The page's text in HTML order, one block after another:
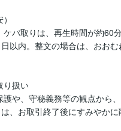
以内。整文の場合は、おお
、お取引終了後にすみやかに